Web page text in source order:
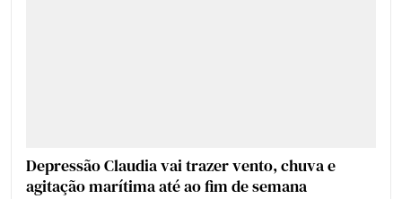
Depressão Claudia vai trazer vento, chuva e
agitação marítima até ao fim de semana